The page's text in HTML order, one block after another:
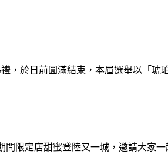
，於日前圓滿結束，本屆選舉以「
間限定店甜蜜登陸又一城，邀請大家